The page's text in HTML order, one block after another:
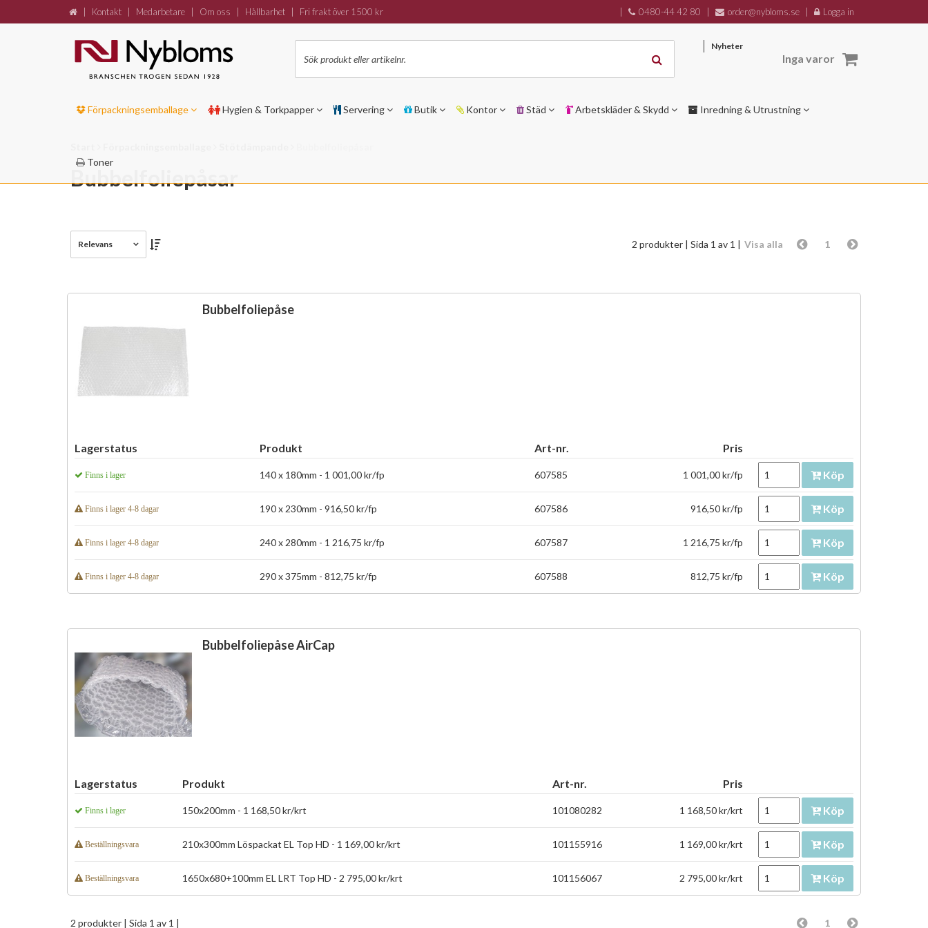
Bubbelfoliepåsar
Relevans 1
Visa alla
2 produkter | Sida 1 av 1 |
Bubbelfoliepåse
Lagerstatus Produkt Art-nr. Pris
Finns i lager 140 x 180mm - 1 001,00 kr/fp 607585 1 001,00 kr/fp Köp
Finns i lager 4-8 dagar 190 x 230mm - 916,50 kr/fp 607586 916,50 kr/fp Köp
Finns i lager 4-8 dagar 240 x 280mm - 1 216,75 kr/fp 607587 1 216,75 kr/fp Köp
Finns i lager 4-8 dagar 290 x 375mm - 812,75 kr/fp 607588 812,75 kr/fp Köp
Bubbelfoliepåse AirCap
Lagerstatus Produkt Art-nr. Pris
Finns i lager 150x200mm - 1 168,50 kr/krt 101080282 1 168,50 kr/krt Köp
Beställningsvara 210x300mm Löspackat EL Top HD - 1 169,00 kr/krt 101155916 1 169,00 kr/krt Köp
Beställningsvara 1650x680+100mm EL LRT Top HD - 2 795,00 kr/krt 101156067 2 795,00 kr/krt Köp
2 produkter | Sida 1 av 1 | 1
Kontakt Medarbetare Om oss Hållbarhet Fri frakt över 1500 kr 0480-44 42 80 order@nybloms.se Logga in
Nyheter
Inga varor
Förpackningsemballage Hygien & Torkpapper Servering Butik Kontor Städ Arbetskläder & Skydd Inredning & Utrustning
Toner